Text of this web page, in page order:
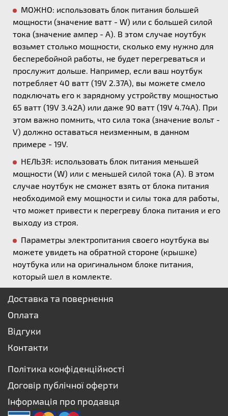
МОЖНО: использовать блок питания большей
мощности (значение ватт - W) или с большей силой
тока (значение ампер - А). В этом случае ноутбук
возьмет столько мощности, сколько ему нужно для
бесперебойной работы, не будет перегреваться и
прослужит дольше. Например, если ваш ноутбук
потребляет 40 ватт (19V 2.37A), вы можете смело
подключать его к зарядному устройству мощностью
65 ватт (19V 3.42A) или даже 90 ватт (19V 4.74A). При
этом важно помнить, что сила тока (значение вольт -
V) должно оставаться неизменным, в данном
примере - 19V.
НЕЛЬЗЯ: использовать блок питания меньшей
мощности (W) или с меньшей силой тока (А). В этом
случае ноутбук не сможет взять от блока питания
необходимой ему мощности и силы тока для работы,
что может привести к перегреву блока питания и его
выходу из строя.
Параметры электропитания своего ноутбука вы
можете увидеть на обратной стороне (крышке)
ноутбука или на оригинальном блоке питания,
который шел в комлекте.
Доставка та повернення
Оплата
Відгуки
Контакти
Політика конфіденційності
Договір публічної оферти
Інформація про продавця